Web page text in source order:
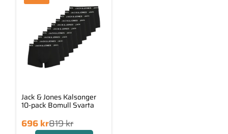
Jack & Jones Kalsonger
10-pack Bomull Svarta
819kr
Det696kr
Det